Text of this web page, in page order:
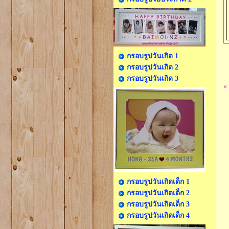
กรอบรูปวันเกิด 1
กรอบรูปวันเกิด 2
กรอบรูปวันเกิด 3
กรอบรูปวันเกิดเด็ก 1
กรอบรูปวันเกิดเด็ก 2
กรอบรูปวันเกิดเด็ก 3
กรอบรูปวันเกิดเด็ก 4
«